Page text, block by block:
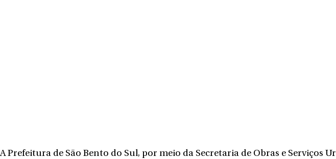
A Prefeitura de São Bento do Sul, por meio da Secretaria de Obras e Serviços